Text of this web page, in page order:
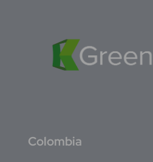
Colombia